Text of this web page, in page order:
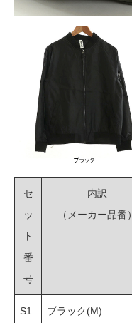
セ
ッ
ト
番
号
内訳
（メーカー品番）
S1
ブラック(M)